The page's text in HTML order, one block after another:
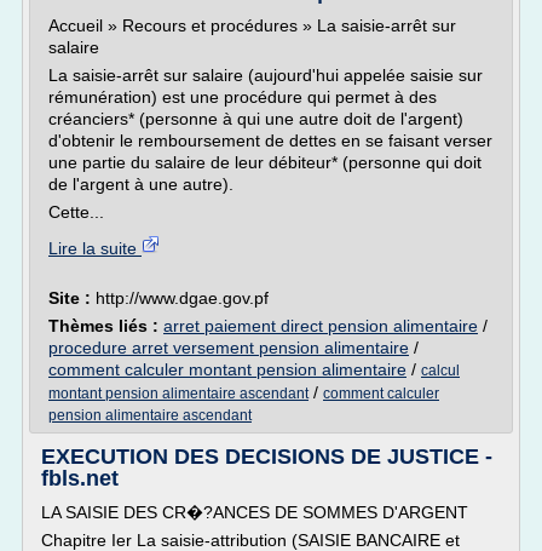
Accueil » Recours et procédures » La saisie-arrêt sur
salaire
La saisie-arrêt sur salaire (aujourd'hui appelée saisie sur
rémunération) est une procédure qui permet à des
créanciers* (personne à qui une autre doit de l'argent)
d'obtenir le remboursement de dettes en se faisant verser
une partie du salaire de leur débiteur* (personne qui doit
de l'argent à une autre).
Cette...
Lire la suite
Site : http://www.dgae.gov.pf
Thèmes liés : arret paiement direct pension alimentaire /
procedure arret versement pension alimentaire /
comment calculer montant pension alimentaire / calcul
montant pension alimentaire ascendant/ comment calculer
pension alimentaire ascendant
EXECUTION DES DECISIONS DE JUSTICE -
fbls.net
LA SAISIE DES CR�?ANCES DE SOMMES D'ARGENT
Chapitre Ier La saisie-attribution (SAISIE BANCAIRE et